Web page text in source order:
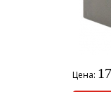
Цена: